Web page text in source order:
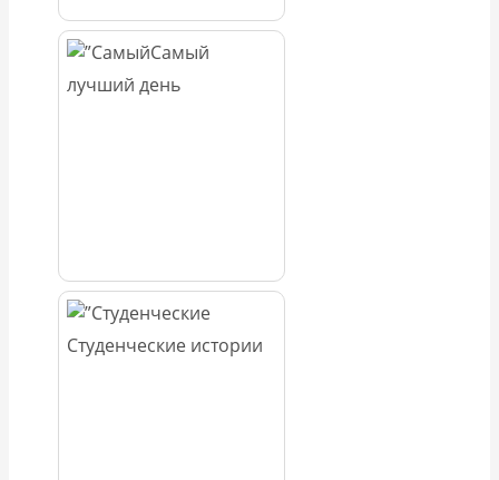
Самый
лучший день
Студенческие истории